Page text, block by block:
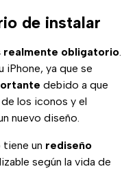
de instalar
realmente obligatorio.
iPhone, ya que se
debido a que
los iconos y el
nuevo diseño.
tiene un rediseño
según la vida de